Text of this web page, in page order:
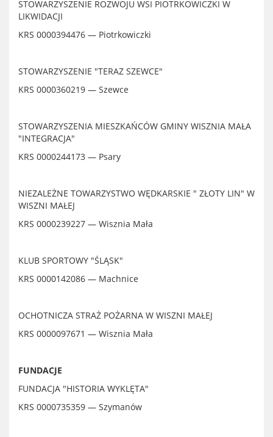
STOWARZYSZENIE ROZWOJU WSI PIOTRKOWICZKI W
LIKWIDACJI
KRS 0000394476 — Piotrkowiczki
STOWARZYSZENIE "TERAZ SZEWCE"
KRS 0000360219 — Szewce
STOWARZYSZENIA MIESZKAŃCÓW GMINY WISZNIA MAŁA
"INTEGRACJA"
KRS 0000244173 — Psary
NIEZALEŻNE TOWARZYSTWO WĘDKARSKIE " ZŁOTY LIN" W
WISZNI MAŁEJ
KRS 0000239227 — Wisznia Mała
KLUB SPORTOWY "ŚLĄSK"
KRS 0000142086 — Machnice
OCHOTNICZA STRAŻ POŻARNA W WISZNI MAŁEJ
KRS 0000097671 — Wisznia Mała
FUNDACJE
FUNDACJA "HISTORIA WYKLĘTA"
KRS 0000735359 — Szymanów